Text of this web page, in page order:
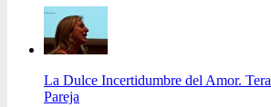
La Dulce Incertidumbre del Amor.
Pareja